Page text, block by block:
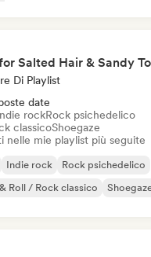
Salted Hair & Sandy
Di Playlist
date
rockRock psichedelico
classicoShoegaze
nelle mie playlist più seguite
Indie rock
Rock psichedelico
Roll / Rock classico